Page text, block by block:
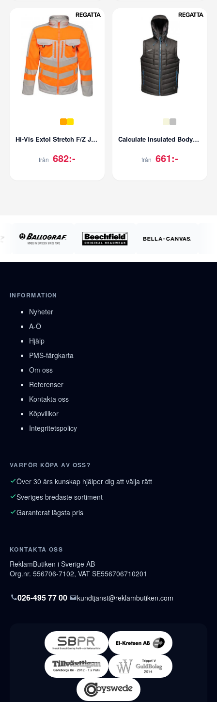
Hi-Vis Extol Stretch F/Z Jacket
från 682:-
Calculate Insulated Bodywarmer
från 661:-
INFORMATION
Nyheter
A-Ö
Hjälp
PMS-färgkarta
Om oss
Referenser
Kontakta oss
Köpvillkor
Integritetspolicy
VARFÖR KÖPA AV OSS?
Över 30 års kunskap hjälper dig att välja rätt
Sveriges bredaste sortiment
Garanterat lägsta pris
KONTAKTA OSS
ReklamButiken i Sverige AB
Org.nr. 556706-7102, VAT SE556706710201
026-495 77 00 kundtjanst@reklambutiken.com